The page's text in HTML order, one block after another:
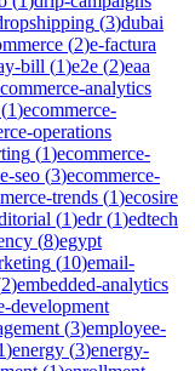
(3)dubai
(2)e-factura
bill (1)e2e (2)eaa
analytics
(1)ecommerce-
operations
(1)ecommerce-
seo (3)ecommerce-
trends (1)ecosire
(1)edr(1)edtech
(8)egypt
(10)email-
2)embedded-analytics
development
(3)employee-
)energy (3)energy-